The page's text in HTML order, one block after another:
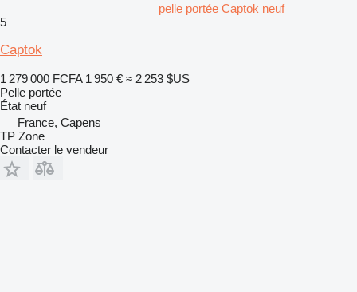
pelle portée Captok neuf
5
Captok
1 279 000 FCFA 1 950 € ≈ 2 253 $US
Pelle portée
État neuf
France, Capens
TP Zone
Contacter le vendeur